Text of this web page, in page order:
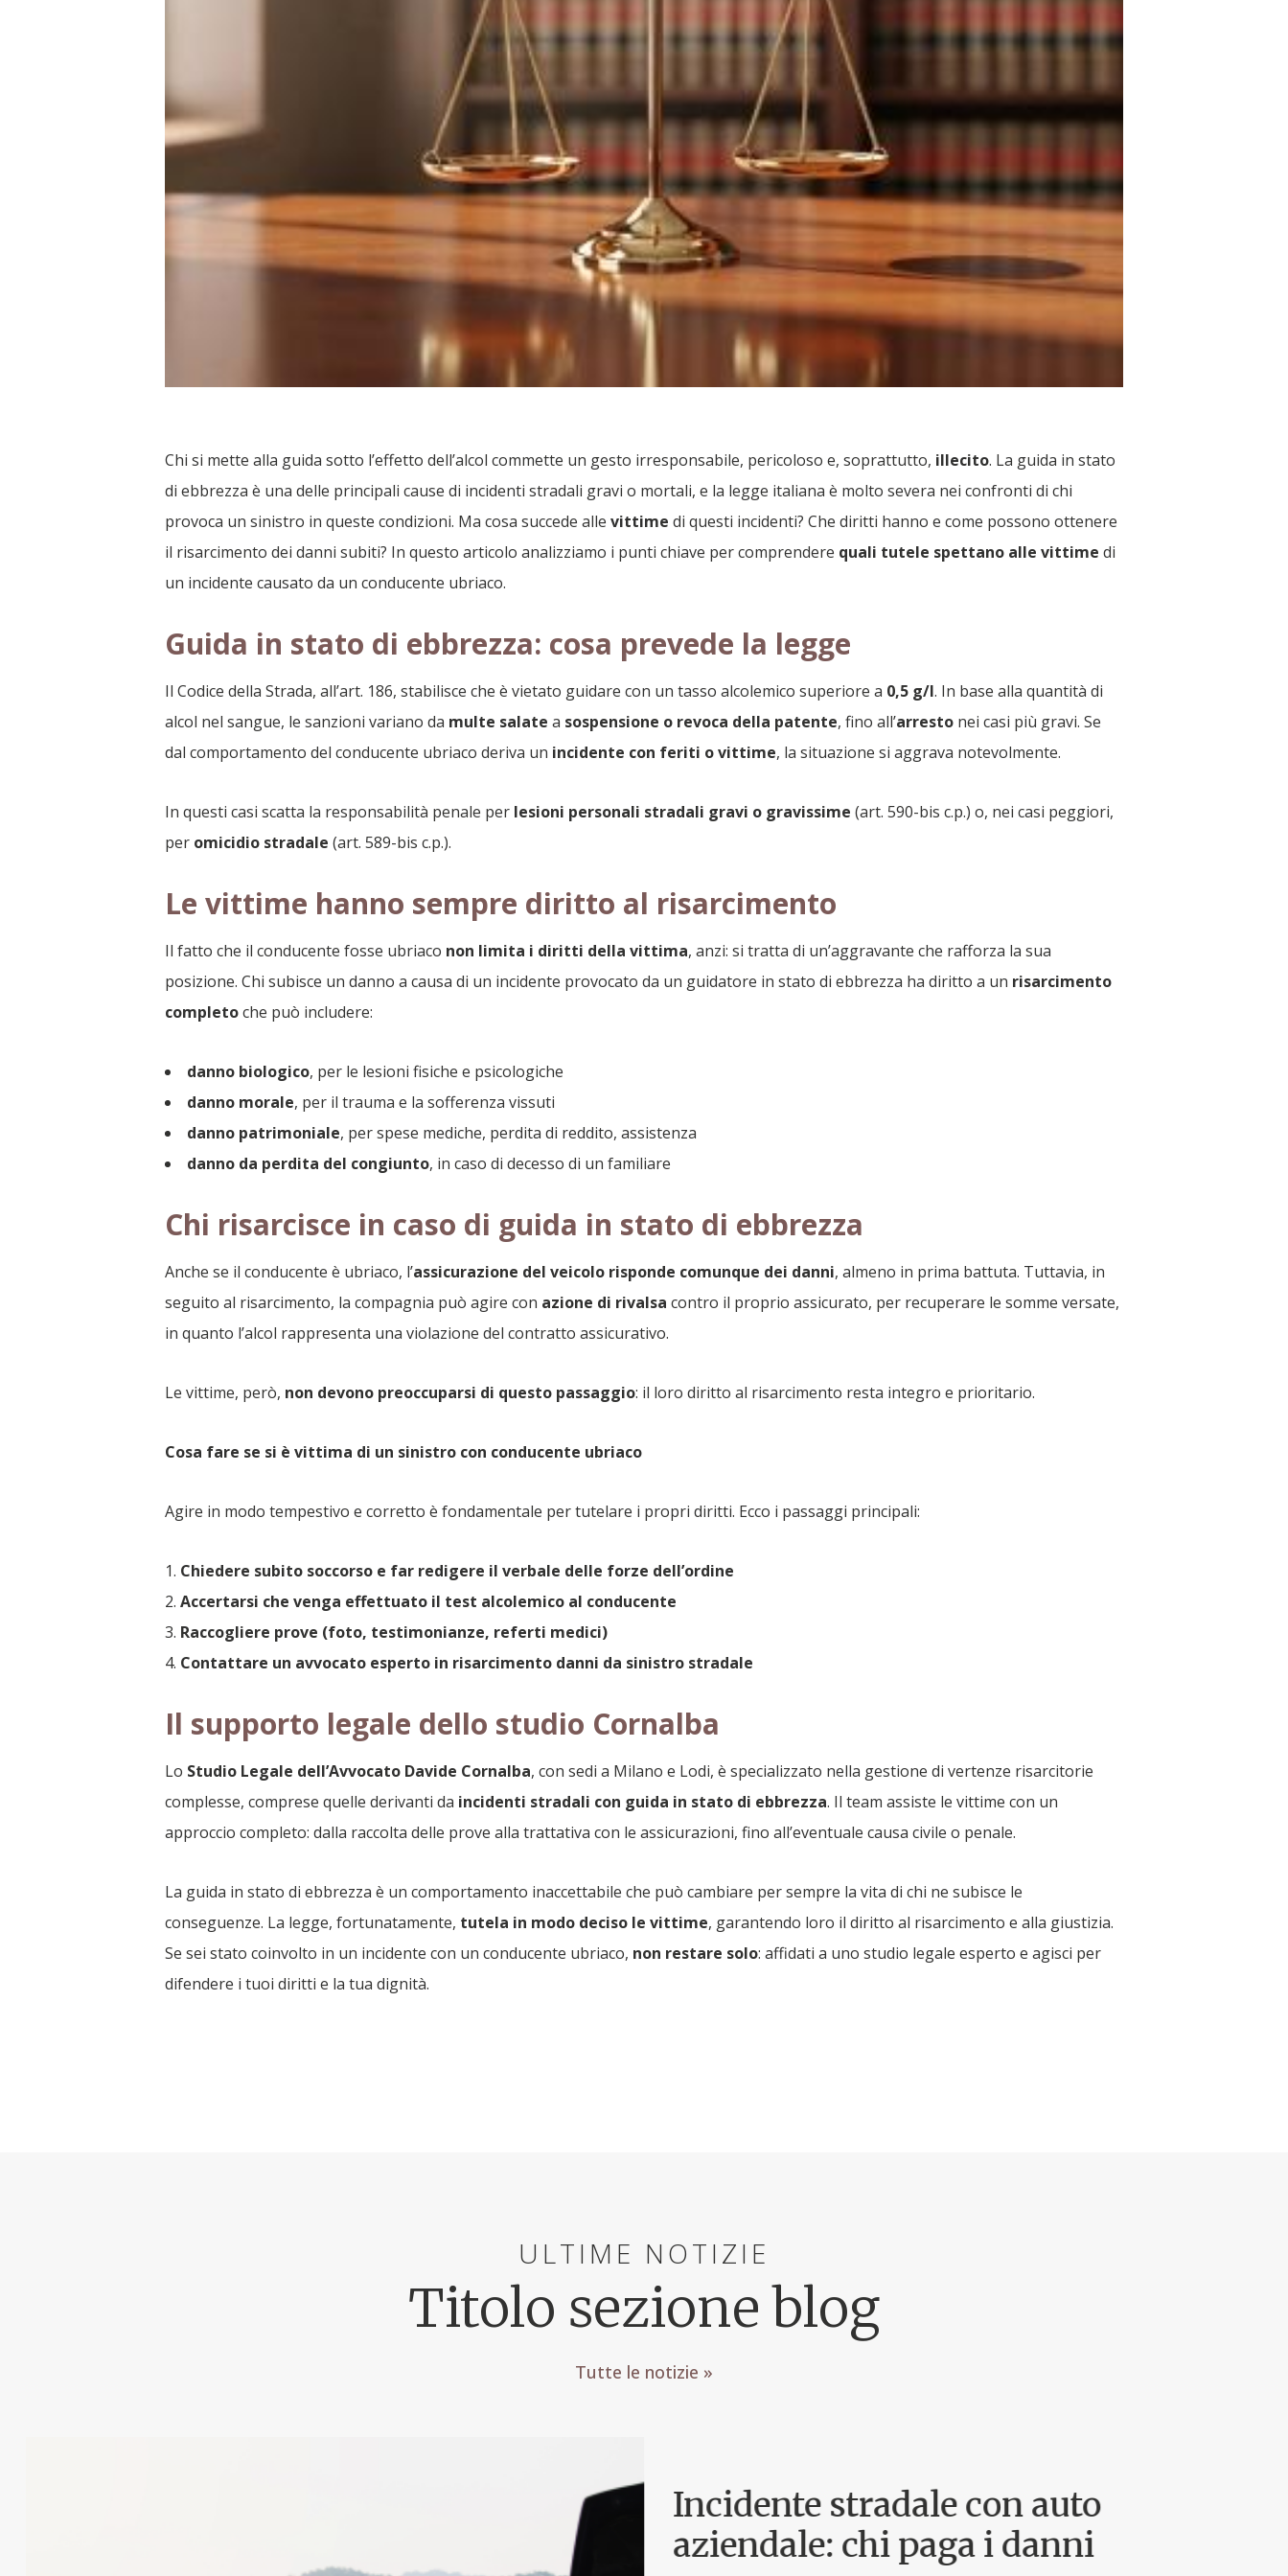
Chi si mette alla guida sotto l’effetto dell’alcol commette un gesto irresponsabile, pericoloso e, soprattutto, illecito. La guida in stato
di ebbrezza è una delle principali cause di incidenti stradali gravi o mortali, e la legge italiana è molto severa nei confronti di chi
provoca un sinistro in queste condizioni. Ma cosa succede alle vittime di questi incidenti? Che diritti hanno e come possono ottenere
il risarcimento dei danni subiti? In questo articolo analizziamo i punti chiave per comprendere quali tutele spettano alle vittime di
un incidente causato da un conducente ubriaco.
Guida in stato di ebbrezza: cosa prevede la legge
Il Codice della Strada, all’art. 186, stabilisce che è vietato guidare con un tasso alcolemico superiore a 0,5 g/l. In base alla quantità di
alcol nel sangue, le sanzioni variano da multe salate a sospensione o revoca della patente, fino all’arresto nei casi più gravi. Se
dal comportamento del conducente ubriaco deriva un incidente con feriti o vittime, la situazione si aggrava notevolmente.
In questi casi scatta la responsabilità penale per lesioni personali stradali gravi o gravissime (art. 590-bis c.p.) o, nei casi peggiori,
per omicidio stradale (art. 589-bis c.p.).
Le vittime hanno sempre diritto al risarcimento
Il fatto che il conducente fosse ubriaco non limita i diritti della vittima, anzi: si tratta di un’aggravante che rafforza la sua
posizione. Chi subisce un danno a causa di un incidente provocato da un guidatore in stato di ebbrezza ha diritto a un risarcimento
completoche può includere:
danno biologico, per le lesioni fisiche e psicologiche
danno morale, per il trauma e la sofferenza vissuti
danno patrimoniale, per spese mediche, perdita di reddito, assistenza
danno da perdita del congiunto, in caso di decesso di un familiare
Chi risarcisce in caso di guida in stato di ebbrezza
Anche se il conducente è ubriaco, l’assicurazione del veicolo risponde comunque dei danni, almeno in prima battuta. Tuttavia, in
seguito al risarcimento, la compagnia può agire con azione di rivalsa contro il proprio assicurato, per recuperare le somme versate,
in quanto l’alcol rappresenta una violazione del contratto assicurativo.
Le vittime, però, non devono preoccuparsi di questo passaggio: il loro diritto al risarcimento resta integro e prioritario.
Cosa fare se si è vittima di un sinistro con conducente ubriaco
Agire in modo tempestivo e corretto è fondamentale per tutelare i propri diritti. Ecco i passaggi principali:
Chiedere subito soccorso e far redigere il verbale delle forze dell’ordine
Accertarsi che venga effettuato il test alcolemico al conducente
Raccogliere prove (foto, testimonianze, referti medici)
Contattare un avvocato esperto in risarcimento danni da sinistro stradale
Il supporto legale dello studio Cornalba
Lo Studio Legale dell’Avvocato Davide Cornalba, con sedi a Milano e Lodi, è specializzato nella gestione di vertenze risarcitorie
complesse, comprese quelle derivanti da incidenti stradali con guida in stato di ebbrezza. Il team assiste le vittime con un
approccio completo: dalla raccolta delle prove alla trattativa con le assicurazioni, fino all’eventuale causa civile o penale.
La guida in stato di ebbrezza è un comportamento inaccettabile che può cambiare per sempre la vita di chi ne subisce le
conseguenze. La legge, fortunatamente, tutela in modo deciso le vittime, garantendo loro il diritto al risarcimento e alla giustizia.
Se sei stato coinvolto in un incidente con un conducente ubriaco, non restare solo: affidati a uno studio legale esperto e agisci per
difendere i tuoi diritti e la tua dignità.
ULTIME NOTIZIE
Titolo sezione blog
Tutte le notizie »
Incidente stradale con auto
aziendale: chi paga i danni